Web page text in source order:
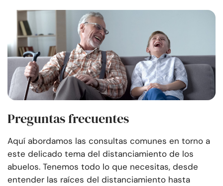
Preguntas frecuentes
Aquí abordamos las consultas comunes en torno a
este delicado tema del distanciamiento de los
abuelos. Tenemos todo lo que necesitas, desde
entender las raíces del distanciamiento hasta